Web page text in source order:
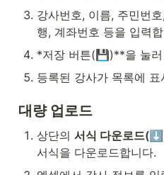
강사번호, 이름, 주민번
행, 계좌번호 등을 입력
*저장 버튼(💾)**을 눌러
등록된 강사가 목록에
대량 업로드
상단의 서식 다운로드
서식을 다운로드합니다.